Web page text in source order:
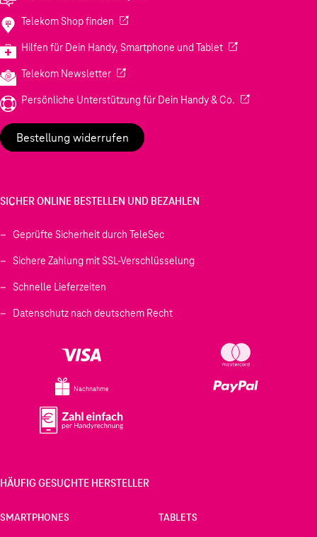
Telekom Shop finden (Wird in einem neuen Tab geöffnet)
Hilfen für Dein Handy, Smartphone und Tablet(Wird in einem
Telekom Newsletter(Wird in einem neuen Tab geöffnet)
Persönliche Unterstützung für Dein Handy & Co. (Wird in einem
Bestellung widerrufen
SICHER ONLINE BESTELLEN UND BEZAHLEN
Geprüfte Sicherheit durch TeleSec
Sichere Zahlung mit SSL-Verschlüsselung
Schnelle Lieferzeiten
Datenschutz nach deutschem Recht
Nachnahme
HÄUFIG GESUCHTE HERSTELLER
SMARTPHONES TABLETS